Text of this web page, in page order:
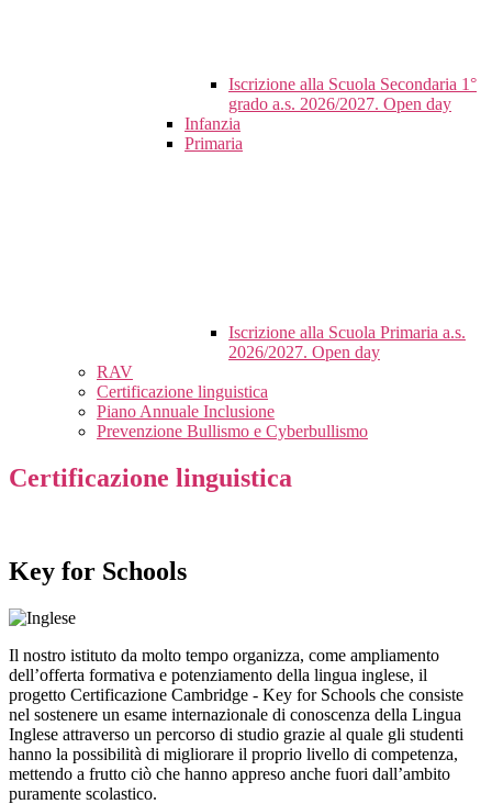
Iscrizione alla Scuola Secondaria 1°
grado a.s. 2026/2027. Open day
Infanzia
Primaria
Iscrizione alla Scuola Primaria a.s.
2026/2027. Open day
RAV
Certificazione linguistica
Piano Annuale Inclusione
Prevenzione Bullismo e Cyberbullismo
Certificazione linguistica
Key for Schools
Il nostro istituto da molto tempo organizza, come ampliamento
dell’offerta formativa e potenziamento della lingua inglese, il
progetto Certificazione Cambridge - Key for Schools che consiste
nel sostenere un esame internazionale di conoscenza della Lingua
Inglese attraverso un percorso di studio grazie al quale gli studenti
hanno la possibilità di migliorare il proprio livello di competenza,
mettendo a frutto ciò che hanno appreso anche fuori dall’ambito
puramente scolastico.